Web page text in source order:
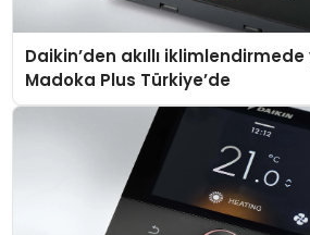
Daikin’den akıllı
Madoka Plus Türkiye’de